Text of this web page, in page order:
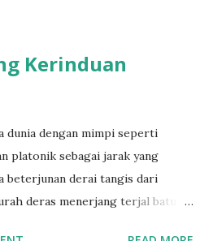
Kerinduan
dunia dengan mimpi seperti
platonik sebagai jarak yang
beterjunan derai tangis dari
deras menerjang terjal batu